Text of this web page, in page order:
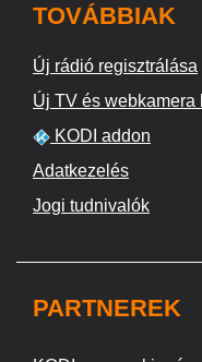
TOVÁBBIAK
Új rádió regisztrálása
Új TV és webkamera
KODI addon
Adatkezelés
Jogi tudnivalók
PARTNEREK